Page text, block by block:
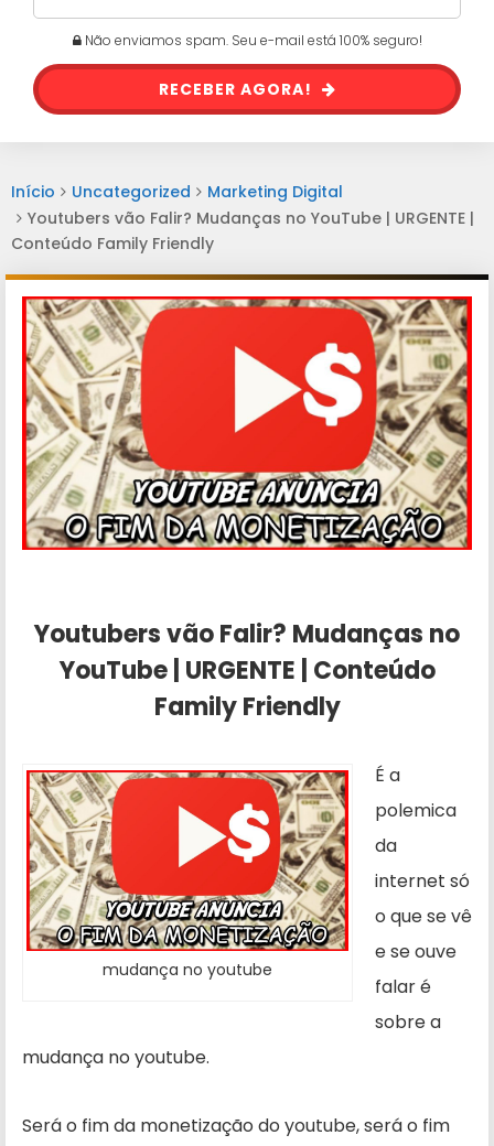
Não enviamos spam. Seu e-mail está 100% seguro!
RECEBER AGORA!
Início Uncategorized
Marketing Digital
Youtubers vão Falir? Mudanças no YouTube | URGENTE |
Conteúdo Family Friendly
Youtubers vão Falir? Mudanças no
YouTube | URGENTE | Conteúdo
Family Friendly
mudança no youtube
É a
polemica
da
internet só
o que se vê
e se ouve
falar é
sobre a
mudança no youtube.
Será o fim da monetização do youtube, será o fim